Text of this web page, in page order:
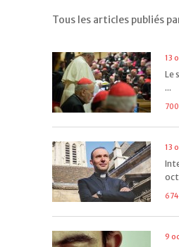
Tous les articles publiés
13
Le
...
13
9